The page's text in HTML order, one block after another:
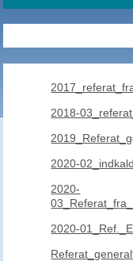
2018-
2020-
2020-
2020-